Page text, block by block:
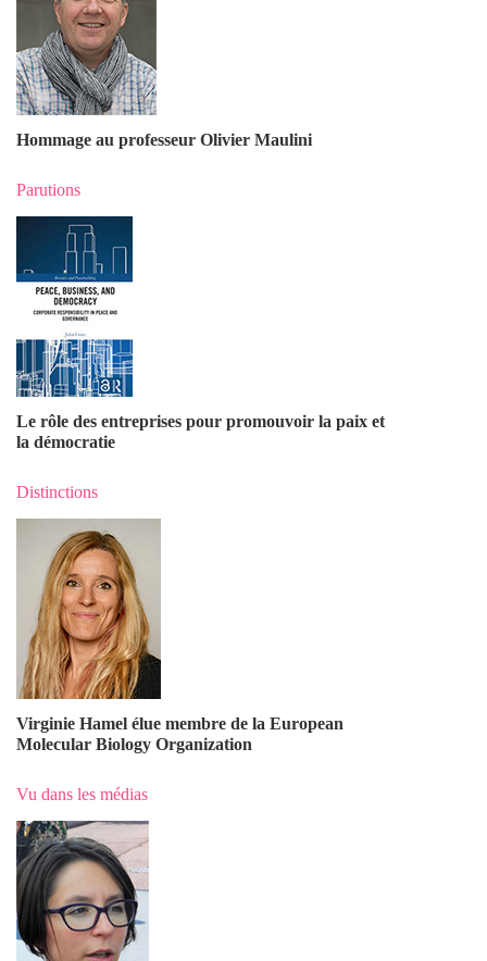
Hommage au professeur Olivier Maulini
Parutions
Le rôle des entreprises pour promouvoir la paix et
la démocratie
Distinctions
Virginie Hamel élue membre de la European
Molecular Biology Organization
Vu dans les médias